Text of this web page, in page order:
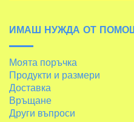
ИМАШ НУЖДА ОТ
Моята поръчка
Продукти и размери
Доставка
Връщане
Други въпроси